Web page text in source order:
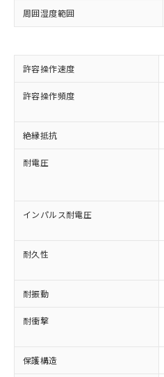
周囲湿度範囲
許容操作速度
許容操作頻度
絶縁抵抗
耐電圧
インパルス耐電圧
耐久性
耐振動
耐衝撃
保護構造
ご利用条件
以下の条件をお読み
本サービスは、
商品の当社在庫
(税抜)を提供さ
当社制御機器事
本サービスの対
ことをご了承く
在庫状況および
記載している更
タに基づき作成
準価格とは異な
対応済み：EU
非含有に対応した製
す。
対応予定：EU RoHS
商品です。
対応予定なし：EU
非含有に非対応の商
調査・確認中：EU
非含有の対応状況を調
非該当品：ライセン
害物質有無と関係のな
仕入先様の事情によ
いたものが、含有品
六価クロム(Cr(Ⅵ)) 1000ppm
類(PBB) 1000ppm以下、ポ
※1 中国RoHS○×表
「○」：最大均質材料
基準値以下であること
「×」：最大均質材料
基準値を超えているこ
「－」：未確認です
*中国RoHS10物質の基準値
Pb(鉛) :1000ppm、 Hg(水銀) :
ム) : 100ppm、
当社は、これら
為替および外国
（以下｢規制貨物
または国外への
国政府の輸出許
可)を取得するな